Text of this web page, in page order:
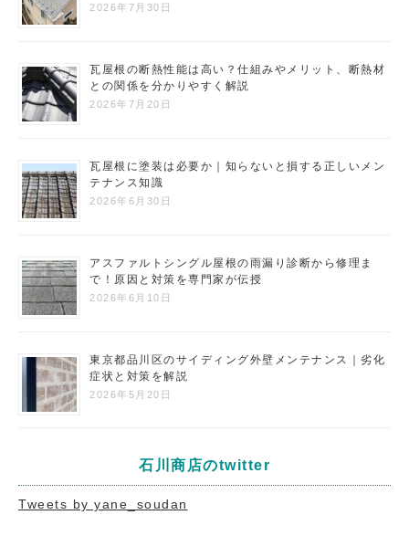
2026年7月30日
瓦屋根の断熱性能は高い？仕組みやメリット、断熱材
との関係を分かりやすく解説
2026年7月20日
瓦屋根に塗装は必要か｜知らないと損する正しいメン
テナンス知識
2026年6月30日
アスファルトシングル屋根の雨漏り診断から修理ま
で！原因と対策を専門家が伝授
2026年6月10日
東京都品川区のサイディング外壁メンテナンス｜劣化
症状と対策を解説
2026年5月20日
石川商店のtwitter
Tweets by yane_soudan